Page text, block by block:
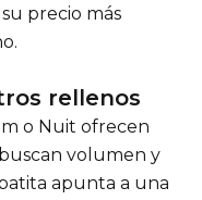
precio más
rellenos
o Nuit ofrecen
volumen y
apunta a una